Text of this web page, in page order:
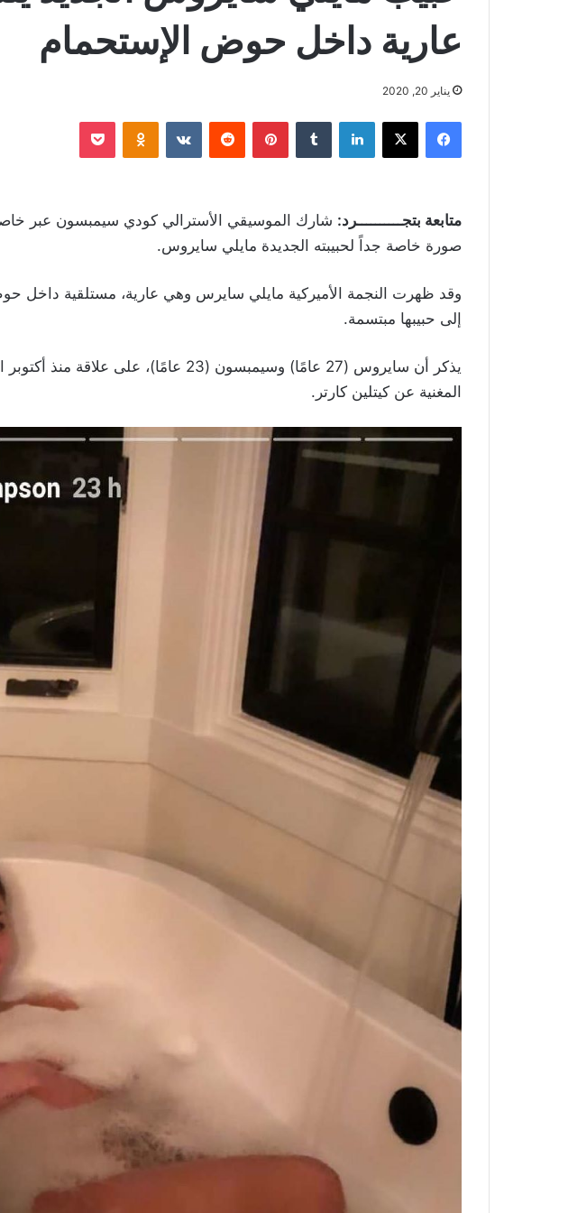
عارية داخل حوض الإستحمام
يناير 20, 2020
فيسبوك ‫X لينكدإن بينتيريست Odnoklassniki
‫Pocket
متابعة بتجــــــــــرد:
صورة خاصة جداً لحبيبته الجديدة مايلي سايروس.
وقد ظهرت النجمة الأميركية مايلي سايرس وهي عارية، مستلقية داخل
إلى حبيبها مبتسمة.
يذكر أن سايروس (27 عامًا) وسيمبسون (23 عامًا)،
المغنية عن كيتلين كارتر.